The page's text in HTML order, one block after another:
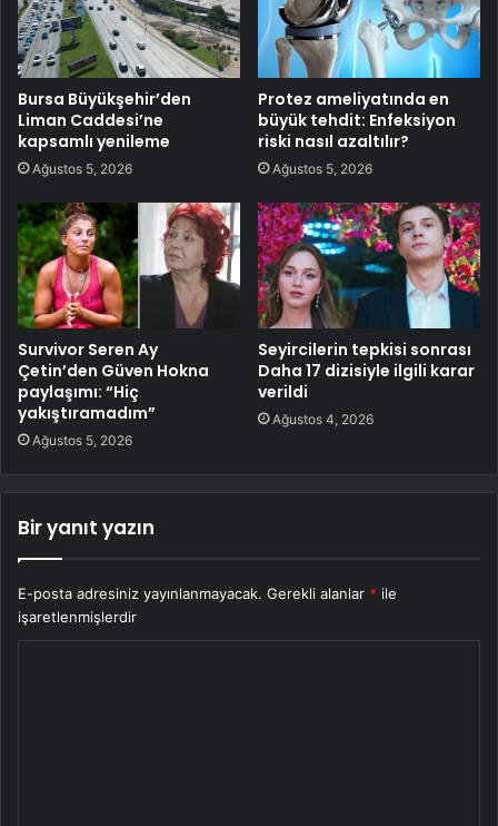
Bursa Büyükşehir’den
Liman Caddesi’ne
kapsamlı yenileme
Ağustos 5, 2026
Protez ameliyatında en
büyük tehdit: Enfeksiyon
riski nasıl azaltılır?
Ağustos 5, 2026
Survivor Seren Ay
Çetin’den Güven Hokna
paylaşımı: “Hiç
yakıştıramadım”
Ağustos 5, 2026
Seyircilerin tepkisi sonrası
Daha 17 dizisiyle ilgili karar
verildi
Ağustos 4, 2026
Bir yanıt yazın
E-posta adresiniz yayınlanmayacak. Gerekli alanlar * ile
işaretlenmişlerdir